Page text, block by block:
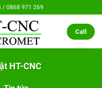
/ 0868 971 269
Call
HT-CNC